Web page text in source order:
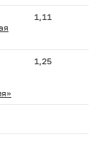
1,11
1,25